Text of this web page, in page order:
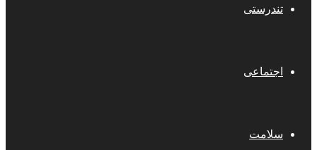
تندرستی
اجتماعی
سلامت